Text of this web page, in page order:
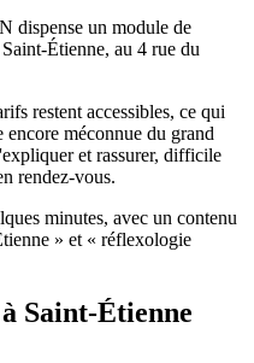
dispense un module de
Étienne, au 4 rue du
restent accessibles, ce qui
méconnue du grand
et rassurer, difficile
rendez-vous.
minutes, avec un contenu
» et « réflexologie
Saint-Étienne